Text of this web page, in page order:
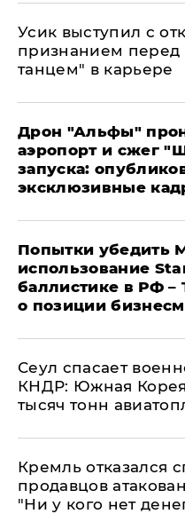
Усик выступил с
признанием перед
танцем" в карьере
Дрон "Альфы"
аэропорт и сжег
запуска:
эксклюзивные
Попытки убедить
использование
баллистике в РФ –
о позиции
​Сеул спасает
КНДР: Южная
тысяч тонн
Кремль отказался
продавцов
"Ни у кого нет